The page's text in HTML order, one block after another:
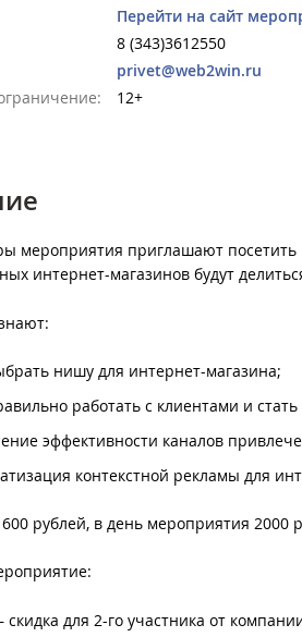
Перейти на сайт
8 (343)3612550
privet@web2win.ru
12+
мероприятия приглашают
интернет-магазинов будут
нишу для интернет-магазина;
работать с клиентами и
эффективности каналов
контекстной рекламы для
рублей, в день мероприятия 2000
скидка для 2-го участника от